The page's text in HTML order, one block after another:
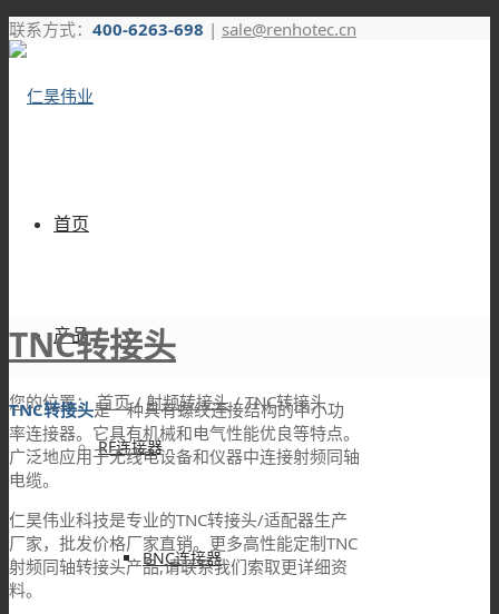
联系方式： 400-6263-698 | sale@renhotec.cn
首页
产品
RF连接器
BNC连接器
TNC转接头
您的位置： 首页 / 射频转接头 / TNC转接头
TNC转接头是一种具有螺纹连接结构的中小功
率连接器。它具有机械和电气性能优良等特点。
广泛地应用于无线电设备和仪器中连接射频同轴
电缆。
仁昊伟业科技是专业的TNC转接头/适配器生产
厂家，批发价格厂家直销。更多高性能定制TNC
射频同轴转接头产品,请联系我们索取更详细资
料。